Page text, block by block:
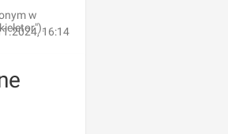
w
16:14